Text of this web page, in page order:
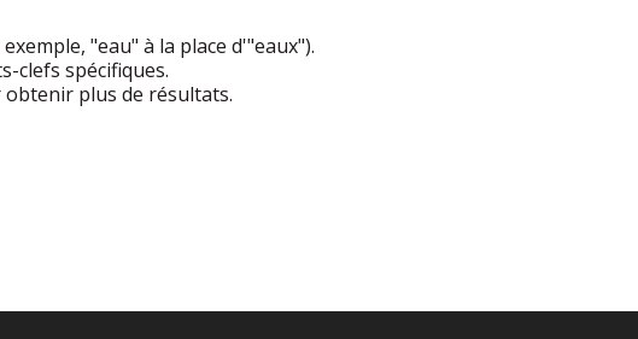
"eau" à la place d'"eaux").
clefs spécifiques.
plus de résultats.